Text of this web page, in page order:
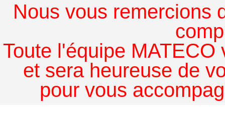
Nous vous remercions
Toute l'équipe
et sera heureuse de
pour vous